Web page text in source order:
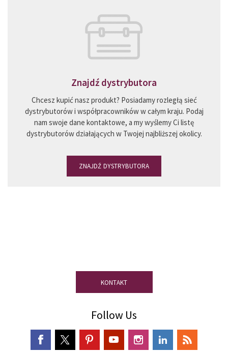
Znajdź dystrybutora
Chcesz kupić nasz produkt? Posiadamy rozległą sieć
dystrybutorów i współpracowników w całym kraju. Podaj
nam swoje dane kontaktowe, a my wyślemy Ci listę
dystrybutorów działających w Twojej najbliższej okolicy.
ZNAJDŹ DYSTRYBUTORA
KONTAKT
Follow Us